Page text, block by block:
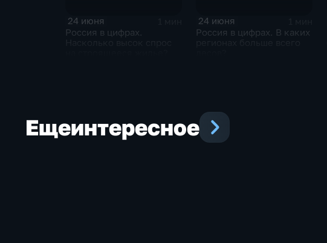
24 июня
Россия в цифрах.
24 июня
Россия в цифрах. В каких
Ещеинтересное